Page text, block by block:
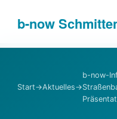
b-now
Start→Aktuelles→
b-now-